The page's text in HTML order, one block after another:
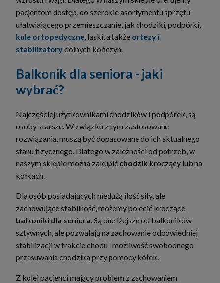
pacjentom dostęp, do szerokie asortymentu sprzętu
ułatwiającego przemieszczanie, jak chodziki, podpórki,
kule ortopedyczne, laski, a także ortezy i
stabilizatorydolnych kończyn.
Balkonik dla seniora - jaki
wybrać?
Najczęściej użytkownikami chodzików i podpórek, są
osoby starsze. W związku z tym zastosowane
rozwiązania, muszą być dopasowane do ich aktualnego
stanu fizycznego. Dlatego w zależności od potrzeb, w
naszym sklepie można zakupić chodzik kroczący lub na
kółkach.
Dla osób posiadających niedużą ilość siły, ale
zachowujące stabilność, możemy polecić kroczące
balkoniki dla seniora. Są one lżejsze od balkoników
sztywnych, ale pozwalają na zachowanie odpowiedniej
stabilizacji w trakcie chodu i możliwość swobodnego
przesuwania chodzika przy pomocy kółek.
Z kolei pacjenci mający problem z zachowaniem